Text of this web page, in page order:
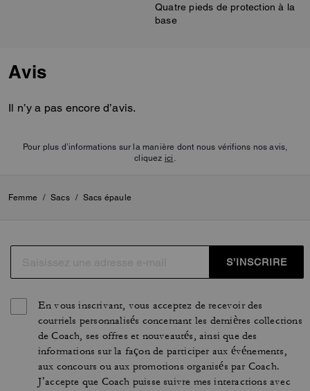
Quatre pieds de protection à la
base
Avis
Il n’y a pas encore d’avis.
Pour plus d’informations sur la manière dont nous vérifions nos avis,
cliquez ici .
Femme / Sacs / Sacs épaule
S’INSCRIRE
En vous inscrivant, vous acceptez de recevoir des
courriels personnalisés concernant les dernières collections
de Coach, ses offres et nouveautés, ainsi que des
informations sur la façon de participer aux événements,
aux concours ou aux promotions organisés par Coach.
J’accepte que Coach puisse suivre mes interactions avec